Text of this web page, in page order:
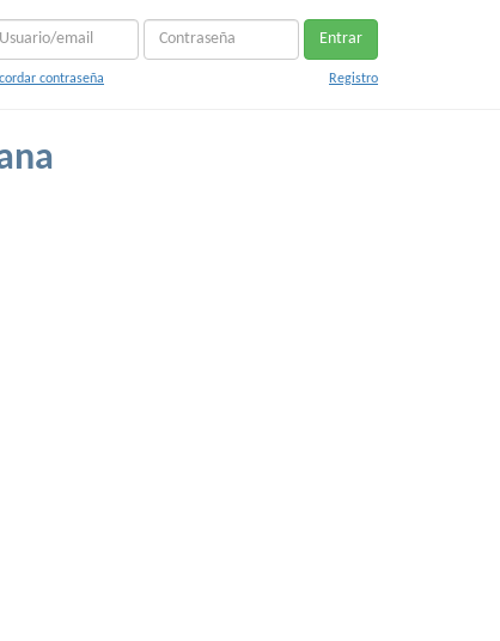
Entrar
contraseña Registro